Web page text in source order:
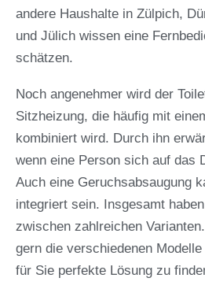
andere Haushalte in Zülpich,
und Jülich wissen eine
schätzen.
Noch angenehmer wird der
Sitzheizung, die häufig mit
kombiniert wird. Durch ihn
wenn eine Person sich auf das
Auch eine Geruchsabsaugung
integriert sein. Insgesamt
zwischen zahlreichen
gern die verschiedenen
für Sie perfekte Lösung zu